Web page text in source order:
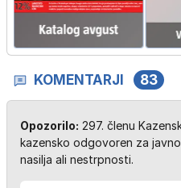
KOMENTARJI 83
Opozorilo: 297. členu
kazensko odgovoren za
nasilja ali nestrpnosti.